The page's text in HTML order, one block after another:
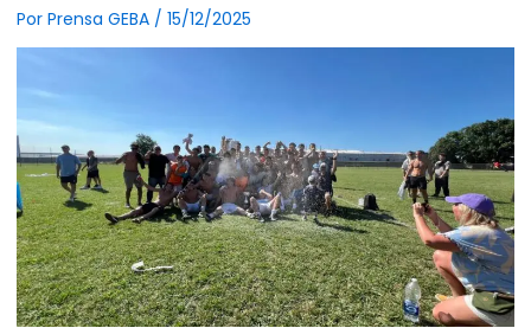
Por Prensa GEBA / 15/12/2025